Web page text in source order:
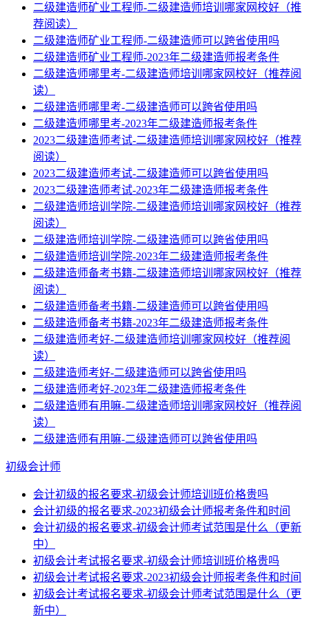
二级建造师矿业工程师-二级建造师培训哪家网校好（推
荐阅读）
二级建造师矿业工程师-二级建造师可以跨省使用吗
二级建造师矿业工程师-2023年二级建造师报考条件
二级建造师哪里考-二级建造师培训哪家网校好（推荐阅
读）
二级建造师哪里考-二级建造师可以跨省使用吗
二级建造师哪里考-2023年二级建造师报考条件
2023二级建造师考试-二级建造师培训哪家网校好（推荐
阅读）
2023二级建造师考试-二级建造师可以跨省使用吗
2023二级建造师考试-2023年二级建造师报考条件
二级建造师培训学院-二级建造师培训哪家网校好（推荐
阅读）
二级建造师培训学院-二级建造师可以跨省使用吗
二级建造师培训学院-2023年二级建造师报考条件
二级建造师备考书籍-二级建造师培训哪家网校好（推荐
阅读）
二级建造师备考书籍-二级建造师可以跨省使用吗
二级建造师备考书籍-2023年二级建造师报考条件
二级建造师考好-二级建造师培训哪家网校好（推荐阅
读）
二级建造师考好-二级建造师可以跨省使用吗
二级建造师考好-2023年二级建造师报考条件
二级建造师有用嘛-二级建造师培训哪家网校好（推荐阅
读）
二级建造师有用嘛-二级建造师可以跨省使用吗
初级会计师
会计初级的报名要求-初级会计师培训班价格贵吗
会计初级的报名要求-2023初级会计师报考条件和时间
会计初级的报名要求-初级会计师考试范围是什么（更新
中）
初级会计考试报名要求-初级会计师培训班价格贵吗
初级会计考试报名要求-2023初级会计师报考条件和时间
初级会计考试报名要求-初级会计师考试范围是什么（更
新中）